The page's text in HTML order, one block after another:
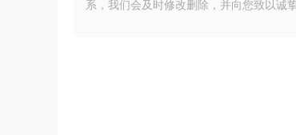
系，我们会及时修改删除，并向您致以诚